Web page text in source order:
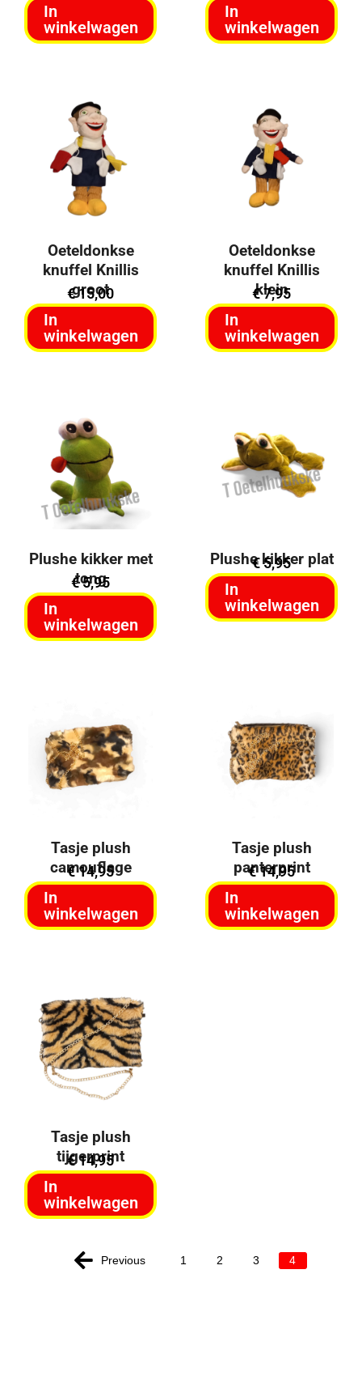
In
winkelwagen
In
winkelwagen
Oeteldonkse
knuffel Knillis
groot
€15,00
In
winkelwagen
Oeteldonkse
knuffel Knillis
klein
€7,95
In
winkelwagen
Plushe kikker met
tong
€5,95
In
winkelwagen
Plushe kikker plat
€5,95
In
winkelwagen
Tasje plush
camouflage
€14,95
In
winkelwagen
Tasje plush
panterprint
€14,95
In
winkelwagen
Tasje plush
tijgerprint
€14,95
In
winkelwagen
Previous 1 2 3 4